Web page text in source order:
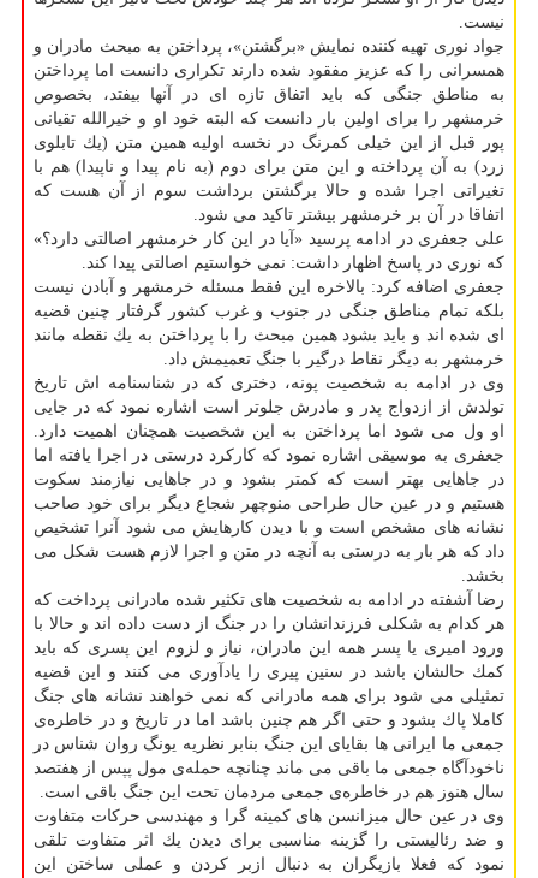
نیست.
جواد نوری تهیه كننده نمایش «برگشتن»، پرداختن به مبحث مادران و
همسرانی را كه عزیز مفقود شده دارند تكراری دانست اما پرداختن
به مناطق جنگی كه باید اتفاق تازه ای در آنها بیفتد، بخصوص
خرمشهر را برای اولین بار دانست كه البته خود او و خیرالله تقیانی
پور قبل از این خیلی كمرنگ در نخسه اولیه همین متن (یك تابلوی
زرد) به آن پرداخته و این متن برای دوم (به نام پیدا و ناپیدا) هم با
تغیراتی اجرا شده و حالا برگشتن برداشت سوم از آن هست كه
اتفاقا در آن بر خرمشهر بیشتر تاكید می شود.
علی جعفری در ادامه پرسید «آیا در این كار خرمشهر اصالتی دارد؟»
كه نوری در پاسخ اظهار داشت: نمی خواستیم اصالتی پیدا كند.
جعفری اضافه كرد: بالاخره این فقط مسئله خرمشهر و آبادن نیست
بلكه تمام مناطق جنگی در جنوب و غرب كشور گرفتار چنین قضیه
ای شده اند و باید بشود همین مبحث را با پرداختن به یك نقطه مانند
خرمشهر به دیگر نقاط درگیر با جنگ تعمیمش داد.
وی در ادامه به شخصیت پونه، دختری كه در شناسنامه اش تاریخ
تولدش از ازدواج پدر و مادرش جلوتر است اشاره نمود كه در جایی
او ول می شود اما پرداختن به این شخصیت همچنان اهمیت دارد.
جعفری به موسیقی اشاره نمود كه كاركرد درستی در اجرا یافته اما
در جاهایی بهتر است كه كمتر بشود و در جاهایی نیازمند سكوت
هستیم و در عین حال طراحی منوچهر شجاع دیگر برای خود صاحب
نشانه های مشخص است و با دیدن كارهایش می شود آنرا تشخیص
داد كه هر بار به درستی به آنچه در متن و اجرا لازم هست شكل می
بخشد.
رضا آشفته در ادامه به شخصیت های تكثیر شده مادرانی پرداخت كه
هر كدام به شكلی فرزندانشان را در جنگ از دست داده اند و حالا با
ورود امیری یا پسر همه این مادران، نیاز و لزوم این پسری كه باید
كمك حالشان باشد در سنین پیری را یادآوری می كنند و این قضیه
تمثیلی می شود برای همه مادرانی كه نمی خواهند نشانه های جنگ
كاملا پاك بشود و حتی اگر هم چنین باشد اما در تاریخ و در خاطره‌ی
جمعی ما ایرانی ها بقایای این جنگ بنابر نظریه یونگ روان شناس در
ناخودآگاه جمعی ما باقی می ماند چنانچه حمله‌ی مول پپس از هفتصد
سال هنوز هم در خاطره‌ی جمعی مردمان تحت این جنگ باقی است.
وی در عین حال میزانسن های كمینه گرا و مهندسی حركات متفاوت
و ضد رئالیستی را گزینه مناسبی برای دیدن یك اثر متفاوت تلقی
نمود كه فعلا بازیگران به دنبال ازبر كردن و عملی ساختن این